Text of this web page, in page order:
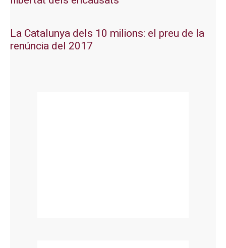
La Catalunya dels 10 milions: el preu de la
renúncia del 2017